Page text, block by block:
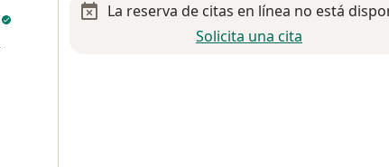
La reserva de citas en línea no está
Solicita una cita